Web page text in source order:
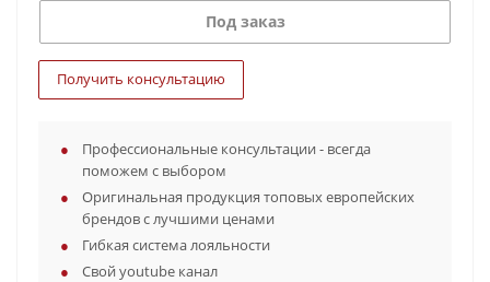
Под заказ
Получить консультацию
Профессиональные консультации - всегда
поможем с выбором
Оригинальная продукция топовых европейских
брендов с лучшими ценами
Гибкая система лояльности
Свой youtube канал